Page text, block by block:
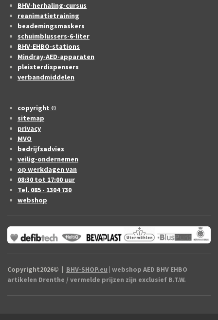
BHV-herhaling-cursus
reanimatietraining
beademingsmaskers
schuimblussers-6-liter
BHV-EHBO-stations
Mindray-AED-apparaten
pleisterdispensers
verbandmiddelen
copyright ©
sitemap
privacy
MVO
bedrijfsadvies
veilig-ondernemen
op werkdagen van
08:30 tot 17:00 uur
Tel. 085 - 1304 730
webshop
Copyright2026© | BHV-SHOP.eu | webshop AED BHV EHBO
artikelen Drenthe / vermelde prijzen zijn exclusief B.T.W.